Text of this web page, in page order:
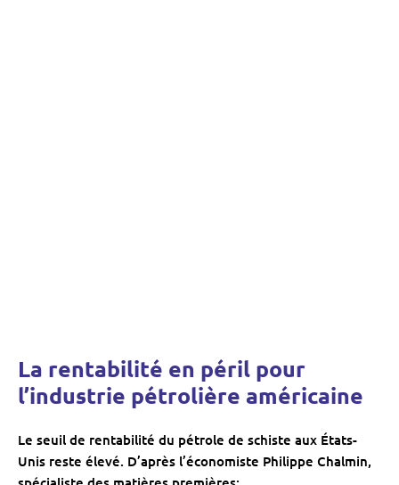
La rentabilité en péril pour
l’industrie pétrolière américaine
Le seuil de rentabilité du pétrole de schiste aux États-
Unis reste élevé. D’après l’économiste Philippe Chalmin,